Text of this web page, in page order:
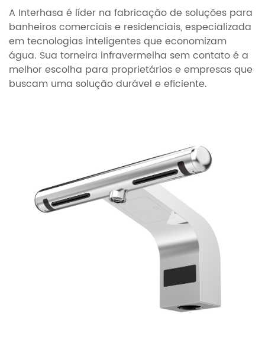
A Interhasa é líder na fabricação de soluções para
banheiros comerciais e residenciais, especializada
em tecnologias inteligentes que economizam
água. Sua torneira infravermelha sem contato é a
melhor escolha para proprietários e empresas que
buscam uma solução durável e eficiente.